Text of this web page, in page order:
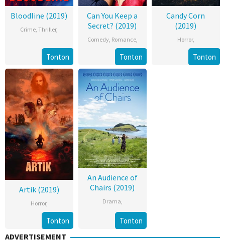
Bloodline (2019)
Crime ,Thriller,
Tonton
Can You Keep a
Secret? (2019)
Comedy, Romance,
Tonton
Candy Corn
(2019)
Horror,
Tonton
Artik (2019)
Horror,
Tonton
An Audience of
Chairs (2019)
Drama
Tonton
ADVERTISEMENT